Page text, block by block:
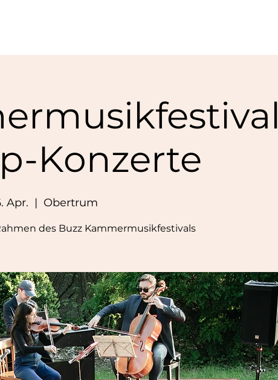
Konzerte
Apr.
  |
Obertrum
des Buzz Kammermusikfestivals